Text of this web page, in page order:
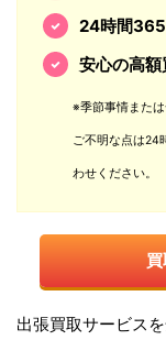
24時間365
安心の高額
※季節事情また
ご不明な点は24
わせください。
出張買取サービス